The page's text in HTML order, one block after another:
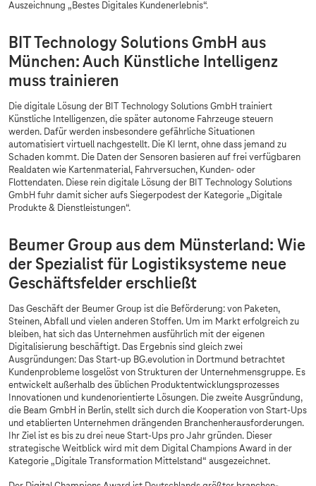
Auszeichnung „Bestes Digitales Kundenerlebnis“.
BIT Technology Solutions GmbH aus
München: Auch Künstliche Intelligenz
muss trainieren
Die digitale Lösung der BIT Technology Solutions GmbH trainiert
Künstliche Intelligenzen, die später autonome Fahrzeuge steuern
werden. Dafür werden insbesondere gefährliche Situationen
automatisiert virtuell nachgestellt. Die KI lernt, ohne dass jemand zu
Schaden kommt. Die Daten der Sensoren basieren auf frei verfügbaren
Realdaten wie Kartenmaterial, Fahrversuchen, Kunden- oder
Flottendaten. Diese rein digitale Lösung der BIT Technology Solutions
GmbH fuhr damit sicher aufs Siegerpodest der Kategorie „Digitale
Produkte & Dienstleistungen“.
Beumer Group aus dem Münsterland: Wie
der Spezialist für Logistiksysteme neue
Geschäftsfelder erschließt
Das Geschäft der Beumer Group ist die Beförderung: von Paketen,
Steinen, Abfall und vielen anderen Stoffen. Um im Markt erfolgreich zu
bleiben, hat sich das Unternehmen ausführlich mit der eigenen
Digitalisierung beschäftigt. Das Ergebnis sind gleich zwei
Ausgründungen: Das Start-up BG.evolution in Dortmund betrachtet
Kundenprobleme losgelöst von Strukturen der Unternehmensgruppe. Es
entwickelt außerhalb des üblichen Produktentwicklungsprozesses
Innovationen und kundenorientierte Lösungen. Die zweite Ausgründung,
die Beam GmbH in Berlin, stellt sich durch die Kooperation von Start-Ups
und etablierten Unternehmen drängenden Branchenherausforderungen.
Ihr Ziel ist es bis zu drei neue Start-Ups pro Jahr gründen. Dieser
strategische Weitblick wird mit dem Digital Champions Award in der
Kategorie „Digitale Transformation Mittelstand“ ausgezeichnet.